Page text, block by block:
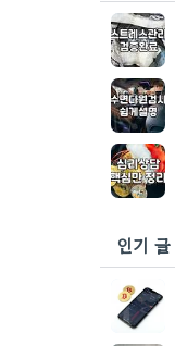
인기 글